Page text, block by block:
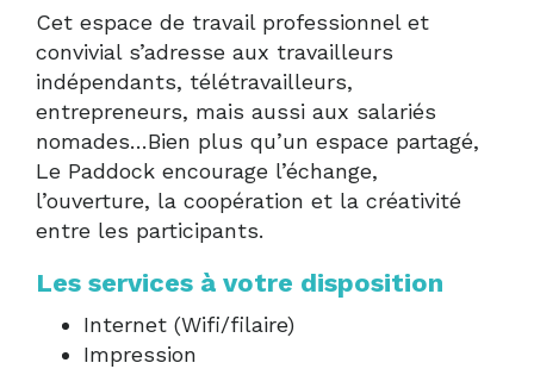
Cet espace de travail professionnel et
convivial s’adresse aux travailleurs
indépendants, télétravailleurs,
entrepreneurs, mais aussi aux salariés
nomades…Bien plus qu’un espace partagé,
Le Paddock encourage l’échange,
l’ouverture, la coopération et la créativité
entre les participants.
Les services à votre disposition
Internet (Wifi/filaire)
Impression